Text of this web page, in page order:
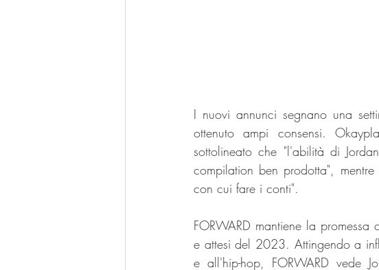
I nuovi annunci segnano una
ottenuto ampi consensi.
sottolineato che "l'abilità di
compilation ben prodotta",
con cui fare i conti".
FORWARD mantiene la
e attesi del 2023. Attingendo a
e all'hip-hop, FORWARD vede